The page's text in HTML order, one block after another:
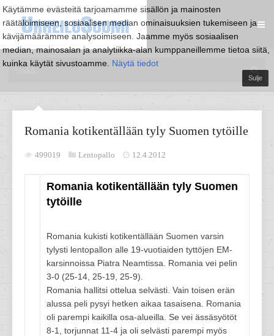
Käytämme evästeitä tarjoamamme sisällön ja mainosten
räätälöimiseen, sosiaalisen median ominaisuuksien tukemiseen ja
kävijämäärämme analysoimiseen. Jaamme myös sosiaalisen
median, mainosalan ja analytiikka-alan kumppaneillemme tietoa siitä,
kuinka käytät sivustoamme. Näytä tiedot
Sulje
Romania kotikentällään tyly Suomen tytöille
499019 Lentopallo 12.4.2012
Romania kotikentällään tyly Suomen
tytöille
Romania kukisti kotikentällään Suomen varsin
tylysti lentopallon alle 19-vuotiaiden tyttöjen EM-
karsinnoissa Piatra Neamtissa. Romania vei pelin
3-0 (25-14, 25-19, 25-9).
Romania hallitsi ottelua selvästi. Vain toisen erän
alussa peli pysyi hetken aikaa tasaisena. Romania
oli parempi kaikilla osa-alueilla. Se vei ässäsyötöt
8-1, torjunnat 11-4 ja oli selvästi parempi myös